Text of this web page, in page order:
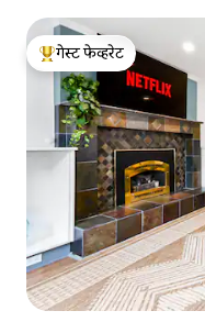
टॉप गेस्ट फेव्हरेट
गेस्ट फेव्हरेट